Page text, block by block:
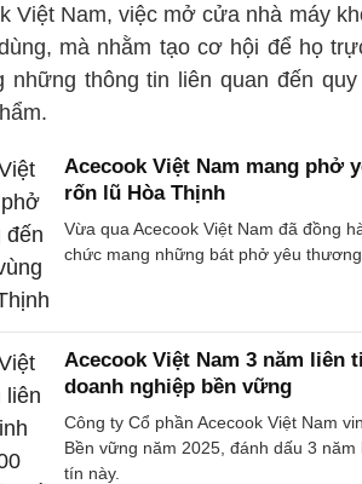
Việt Nam, việc mở cửa nhà máy
mà nhằm tạo cơ hội để họ
những thông tin liên quan đến
Acecook Việt Nam mang phở
rốn lũ Hòa Thịnh
Vừa qua Acecook Việt Nam đã đồng
chức mang những bát phở yêu
Acecook Việt Nam 3 năm liên
doanh nghiệp bền vững
Công ty Cổ phần Acecook Việt Nam
Bền vững năm 2025, đánh dấu 3
tín này.